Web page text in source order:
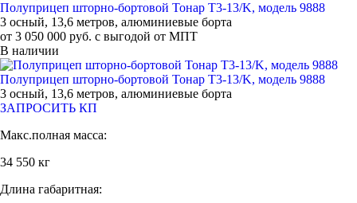
Полуприцеп шторно-бортовой Тонар T3-13/K, модель 9888
3 осный, 13,6 метров, алюминиевые борта
от 3 050 000 руб. с выгодой от МПТ
В наличии
Полуприцеп шторно-бортовой Тонар T3-13/K, модель 9888
3 осный, 13,6 метров, алюминиевые борта
ЗАПРОСИТЬ КП
Макс.полная масса:
34 550 кг
Длина габаритная: